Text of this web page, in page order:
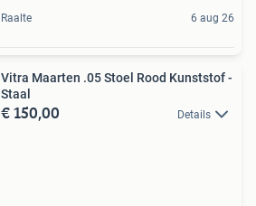
Raalte 6 aug 26
Vitra Maarten .05 Stoel Rood Kunststof -
Staal
€ 150,00 Details